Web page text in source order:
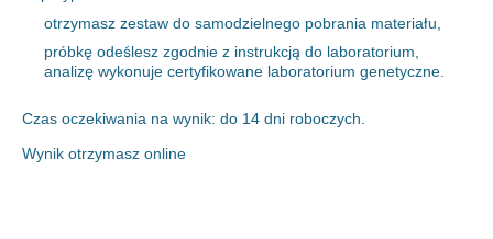
otrzymasz zestaw do samodzielnego pobrania materiału,
próbkę odeślesz zgodnie z instrukcją do laboratorium,
analizę wykonuje certyfikowane laboratorium genetyczne.
Czas oczekiwania na wynik: do 14 dni roboczych.
Wynik otrzymasz online